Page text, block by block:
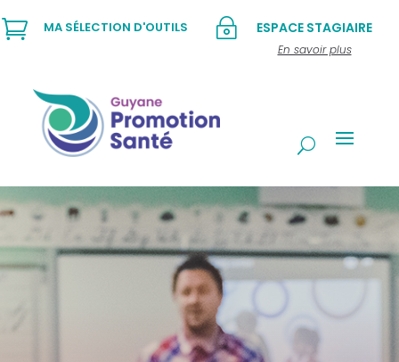
~ ESPACE STAGIAIRE
En savoir plus
 MA SÉLECTION D'OUTILS